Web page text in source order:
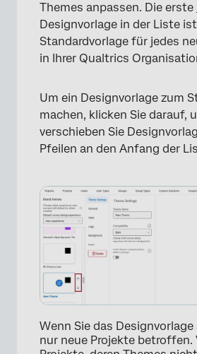
Themes anpassen. Die erste
Designvorlage in der Liste
Standardvorlage für jedes
in Ihrer Qualtrics
Um ein Designvorlage zum
machen, klicken Sie darauf,
verschieben Sie
Pfeilen an den Anfang der
Wenn Sie das
nur neue Projekte betroffen.